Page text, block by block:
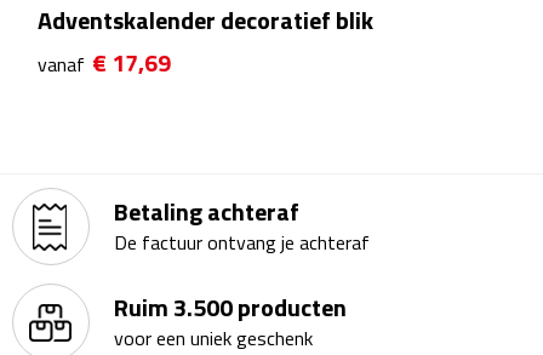
Mokken
Kantoor & Zakelijk
Agenda's & Kalenders
Agenda's
Adventskalender decoratief blik
vanaf € 17,69
Betaling achteraf
De factuur ontvang je achteraf
Ruim 3.500 producten
voor een uniek geschenk